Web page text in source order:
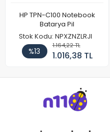
HP TPN-C100 Notebook
Batarya Pil
Stok Kodu: NPXZNZLRJI
%13
1.164,22 TL
1.016,38 TL